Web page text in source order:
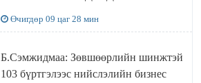
Өчигдөр 09 цаг 28 мин
Б.Сэмжидмаа: Зөвшөөрлийн шинжтэй
103 бүртгэлээс нийслэлийн бизнес